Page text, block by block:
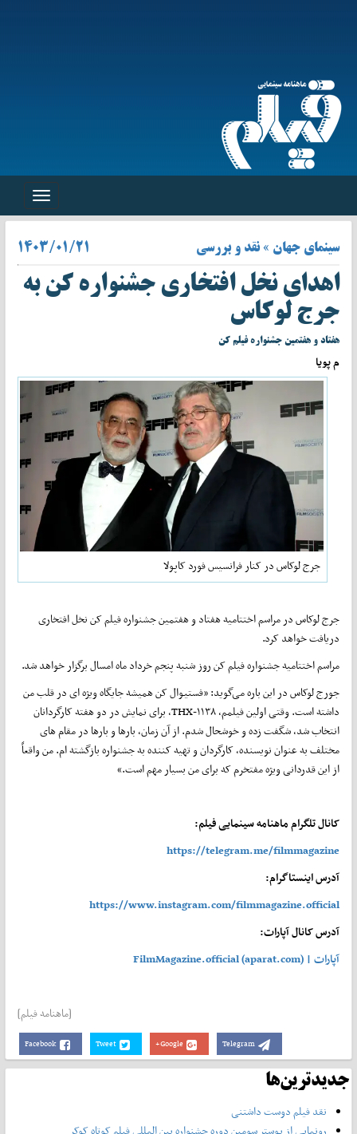
Toggle
سینمای جهان » نقد و بررسی ۱۴۰۳/۰۱/۲۱
اهدای نخل افتخاری جشنواره کن به
جرج لوکاس
هفتاد و هفتمین جشنواره فیلم کن
م پویا
جرج لوکاس در کنار فرانسیس فورد کاپولا
جرج لوکاس در مراسم اختتامیه هفتاد و هفتمین جشنواره فیلم کن نخل افتخاری
دریافت خواهد کرد.
مراسم اختتامیه جشنواره فیلم کن روز شنبه پنجم خرداد ماه امسال برگزار خواهد شد.
جورج لوکاس در این باره می‌گوید: «فستیوال کن همیشه جایگاه ویژه ای در قلب من
داشته است.
وقتی اولین فیلمم، THX-۱۱۳۸، برای نمایش در دو هفته کارگردانان
انتخاب شد، شگفت زده و خوشحال شدم.از آن زمان، بارها و بارها در مقام های
مختلف به عنوان نویسنده، کارگردان و تهیه کننده به جشنواره بازگشته ام.من واقعاً
از این قدردانی ویژه مفتخرم که برای من بسیار مهم است.»
کانال تلگرام ماهنامه سینمایی فیلم:
https://telegram.me/filmmagazine
آدرس اینستاگرام:
https://www.instagram.com/filmmagazine.official
آدرس کانال آپارات:
آپارات | FilmMagazine.official (aparat.com)
[ماهنامه فیلم]
Facebook Tweet Google+ Telegram
جدیدترین‌ها
نقد فیلم دوست داشتنی